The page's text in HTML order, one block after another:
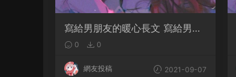
寫給男朋友的暖心長文 寫給男朋
友的調皮情書
0 0
網友投稿 2021-09-07